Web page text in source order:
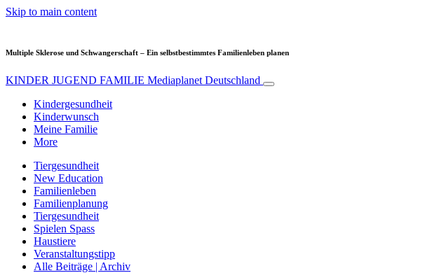
Skip to main content
Multiple Sklerose und Schwangerschaft – Ein selbstbestimmtes Familienleben planen
KINDER JUGEND FAMILIE Mediaplanet Deutschland
Kindergesundheit
Kinderwunsch
Meine Familie
More
Tiergesundheit
New Education
Familienleben
Familienplanung
Tiergesundheit
Spielen Spass
Haustiere
Veranstaltungstipp
Alle Beiträge | Archiv